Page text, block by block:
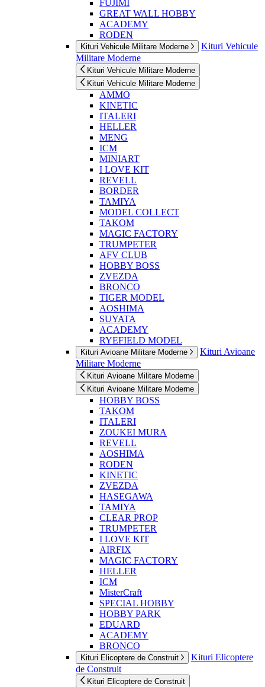
FUJIMI
GREAT WALL HOBBY
ACADEMY
RODEN
Kituri Vehicule Militare Moderne
Kituri Vehicule
Militare Moderne
Kituri Vehicule Militare Moderne
Kituri Vehicule Militare Moderne
AMMO
KINETIC
ITALERI
HELLER
MENG
ICM
MINIART
I LOVE KIT
REVELL
BORDER
TAMIYA
MODEL COLLECT
TAKOM
MAGIC FACTORY
TRUMPETER
AFV CLUB
HOBBY BOSS
ZVEZDA
BRONCO
TIGER MODEL
AOSHIMA
SUYATA
ACADEMY
RYEFIELD MODEL
Kituri Avioane Militare Moderne
Kituri Avioane
Militare Moderne
Kituri Avioane Militare Moderne
Kituri Avioane Militare Moderne
HOBBY BOSS
TAKOM
ITALERI
ZOUKEI MURA
REVELL
AOSHIMA
RODEN
KINETIC
ZVEZDA
HASEGAWA
TAMIYA
CLEAR PROP
TRUMPETER
I LOVE KIT
AIRFIX
MAGIC FACTORY
HELLER
ICM
MisterCraft
SPECIAL HOBBY
HOBBY PARK
EDUARD
ACADEMY
BRONCO
Kituri Elicoptere de Construit
Kituri Elicoptere
de Construit
Kituri Elicoptere de Construit